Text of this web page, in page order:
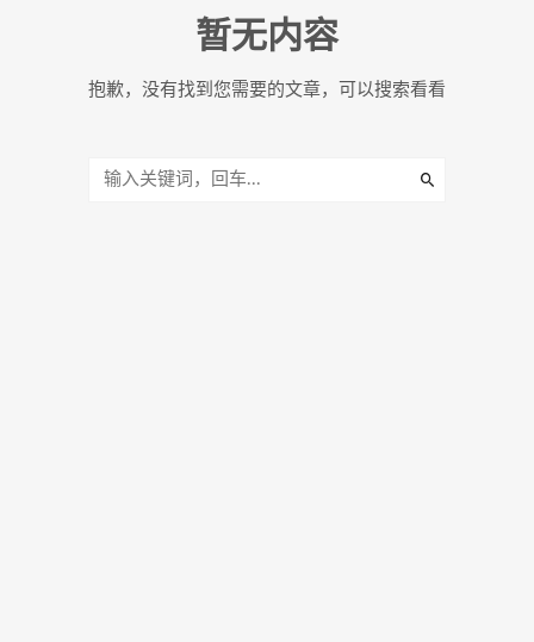
暂无内容
抱歉，没有找到您需要的文章，可以搜索看看